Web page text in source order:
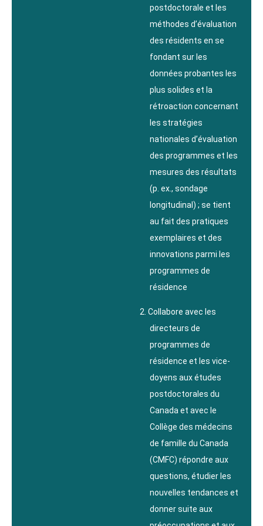
postdoctorale et les
méthodes d’évaluation
des résidents en se
fondant sur les
données probantes les
plus solides et la
rétroaction concernant
les stratégies
nationales d’évaluation
des programmes et les
mesures des résultats
(p. ex., sondage
longitudinal) ; se tient
au fait des pratiques
exemplaires et des
innovations parmi les
programmes de
résidence
Collabore avec les
directeurs de
programmes de
résidence et les vice-
doyens aux études
postdoctorales du
Canada et avec le
Collège des médecins
de famille du Canada
(CMFC) répondre aux
questions, étudier les
nouvelles tendances et
donner suite aux